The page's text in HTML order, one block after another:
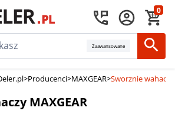
0
Zaawansowane
>Producenci>MAXGEAR>Sworznie wahaczy
MAXGEAR